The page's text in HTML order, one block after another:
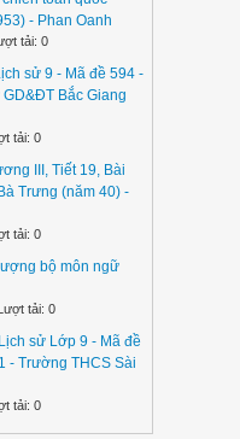
- Phan Oanh
tải: 0
sử 9 - Mã đề 594 -
Bắc Giang
tải: 0
III, Tiết 19, Bài
Trưng (năm 40) -
tải: 0
bộ môn ngữ
tải: 0
sử Lớp 9 - Mã đề
- Trường THCS Sài
tải: 0